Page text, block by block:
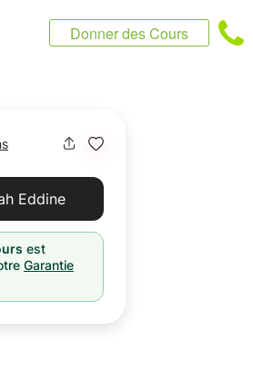
Donner des Cours
Eddine
est
Garantie